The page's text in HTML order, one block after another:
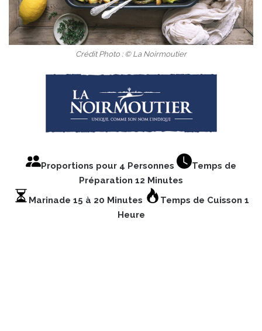
Crédit Photo : © La Noirmoutier
Proportions pour 4 Personnes
Temps de
Préparation 12 Minutes
Marinade 15 à 20 Minutes
Temps de Cuisson 1
Heure